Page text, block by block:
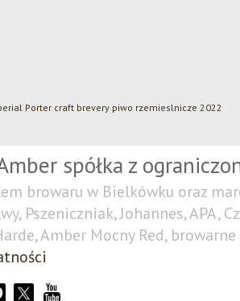
Porter craft brevery piwo rzemieslnicze 2022
spółka z
browaru w Bielkówku oraz
Pszeniczniak, Johannes, APA,
Amber Mocny Red,